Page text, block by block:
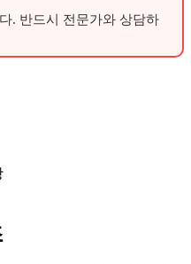
. 반드시 전문가와 상담하